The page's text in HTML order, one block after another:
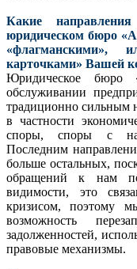
Какие
юридическом бюро
«флагманскими»,
карточками» Вашей
Юридическое бюро
обслуживании
традиционно сильным
в частности
споры, споры с
Последним
больше остальных,
обращений к нам
видимости, это
кризисом, поэтому
возможность
задолженностей,
правовые механизмы.